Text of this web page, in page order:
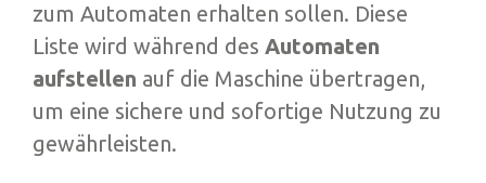
zum Automaten erhalten sollen. Diese
Liste wird während des Automaten
aufstellen auf die Maschine übertragen,
um eine sichere und sofortige Nutzung zu
gewährleisten.